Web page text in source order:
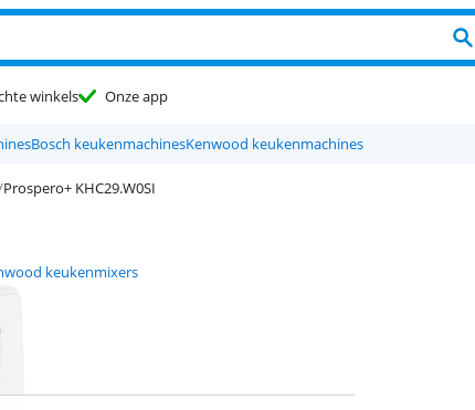
winkels Onze app
Bosch keukenmachinesKenwood keukenmachines
Prospero+ KHC29.W0SI
keukenmixers